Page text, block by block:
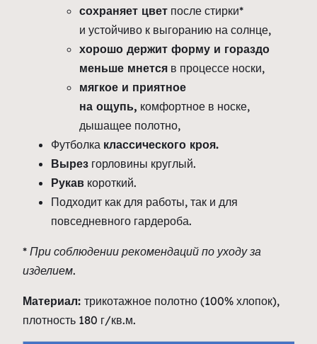
сохраняет цвет после стирки*
и устойчиво к выгоранию на солнце,
хорошо держит форму и гораздо
меньше мнется в процессе носки,
мягкое и приятное
на ощупь, комфортное в носке,
дышащее полотно,
Футболка классического кроя.
Вырез горловины круглый.
Рукав короткий.
Подходит как для работы, так и для
повседневного гардероба.
* При соблюдении рекомендаций по уходу за
изделием.
Материал: трикотажное полотно (100% хлопок),
плотность 180 г/кв.м.